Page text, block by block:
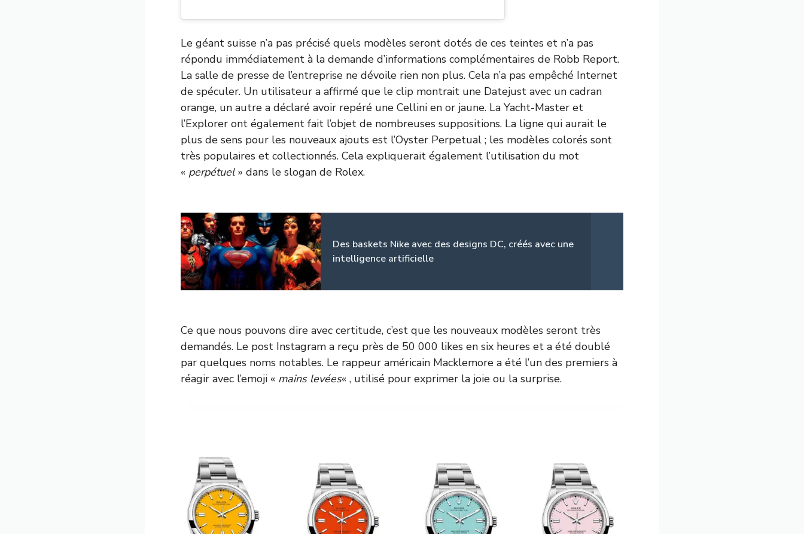
Le géant suisse n’a pas précisé quels modèles seront dotés de ces teintes et n’a pas
répondu immédiatement à la demande d’informations complémentaires de Robb Report.
La salle de presse de l’entreprise ne dévoile rien non plus. Cela n’a pas empêché Internet
de spéculer. Un utilisateur a affirmé que le clip montrait une Datejust avec un cadran
orange, un autre a déclaré avoir repéré une Cellini en or jaune. La Yacht-Master et
l’Explorer ont également fait l’objet de nombreuses suppositions. La ligne qui aurait le
plus de sens pour les nouveaux ajouts est l’Oyster Perpetual ; les modèles colorés sont
très populaires et collectionnés. Cela expliquerait également l’utilisation du mot
« perpétuel» dans le slogan de Rolex.
Des baskets Nike avec des designs DC, créés avec une
intelligence artificielle
Ce que nous pouvons dire avec certitude, c’est que les nouveaux modèles seront très
demandés. Le post Instagram a reçu près de 50 000 likes en six heures et a été doublé
par quelques noms notables. Le rappeur américain Macklemore a été l’un des premiers à
réagir avec l’emoji « mains levées« , utilisé pour exprimer la joie ou la surprise.